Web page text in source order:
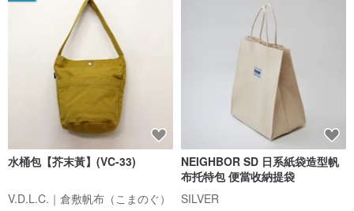
水桶包【芥末黃】(VC-33)
V.D.L.C.｜倉敷帆布（こまのぐ）
NEIGHBOR SD 日系紙袋造型帆
布托特包 便當收納提袋
SILVER